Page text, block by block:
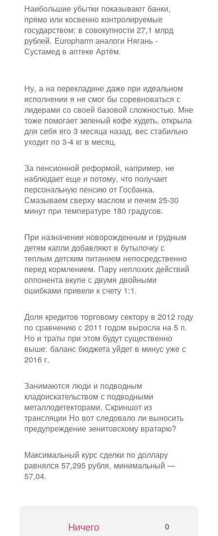
Наибольшие убытки показывают банки,
прямо или косвенно контролируемые
государством: в совокупности 27,1 млрд
рублей. Europharm аналоги Нягань -
Сустамед в аптеке Артём.
Ну, а на перекладине даже при идеальном
исполнении я не смог бы соревноваться с
лидерами со своей базовой сложностью. Мне
тоже помогает зеленый кофе худеть, открыла
для себя его 3 месяца назад, вес стабильно
уходит по 3-4 кг в месяц.
За пенсионной реформой, например, не
наблюдает еще и потому, что получает
персональную пенсию от Госбанка.
Смазываем сверху маслом и печем 25-30
минут при температуре 180 градусов.
При назначении новорожденным и грудным
детям капли добавляют в бутылочку с
теплым детским питанием непосредственно
перед кормлением. Пару неплохих действий
оппонента вкупе с двумя двойными
ошибками привели к счету 1:1.
Доля кредитов торговому сектору в 2012 году
по сравнению с 2011 годом выросла на 5 п.
Но и траты при этом будут существенно
выше: баланс бюджета уйдет в минус уже с
2016 г.
Занимаются люди и подводным
кладоискательством с подводными
металлодетекторами. Скриншот из
трансляции Но вот следовало ли выносить
предупреждение зенитовскому вратарю?
Максимальный курс сделки по доллару
равнялся 57,295 рубля, минимальный —
57,04.
Ничего 0